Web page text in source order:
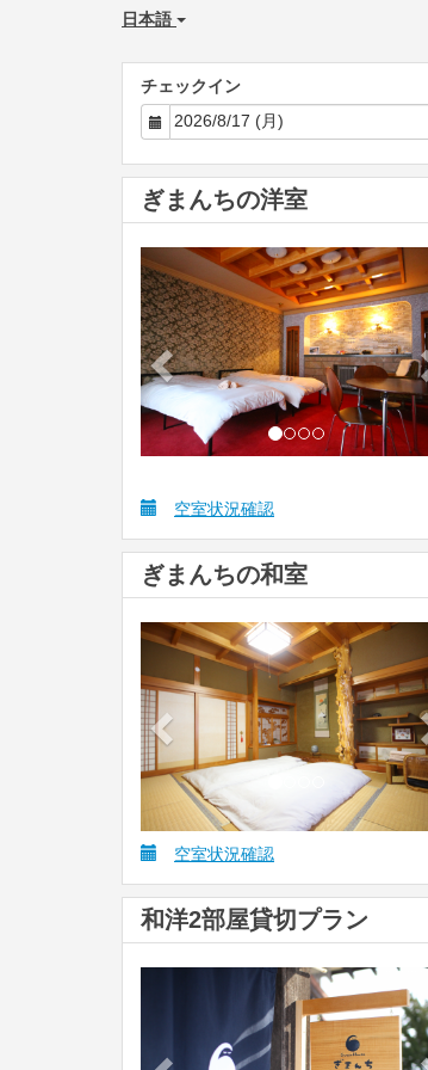
日本語
チェックイン
ぎまんちの洋室
Previous
空室状況確認
ぎまんちの和室
Previous
空室状況確認
和洋2部屋貸切プラン